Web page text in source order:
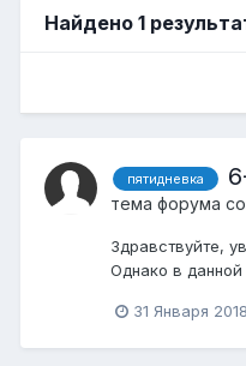
Найдено 1
пятидневка
тема форума
Здравствуйте,
Однако в данной
31 Января 2018